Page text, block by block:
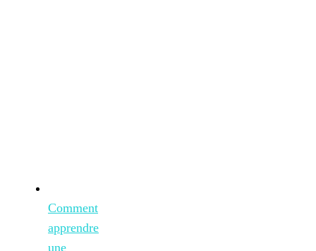
Comment
apprendre
une